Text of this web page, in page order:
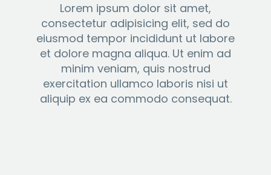
Lorem ipsum dolor sit amet,
consectetur adipisicing elit, sed do
eiusmod tempor incididunt ut labore
et dolore magna aliqua. Ut enim ad
minim veniam, quis nostrud
exercitation ullamco laboris nisi ut
aliquip ex ea commodo consequat.